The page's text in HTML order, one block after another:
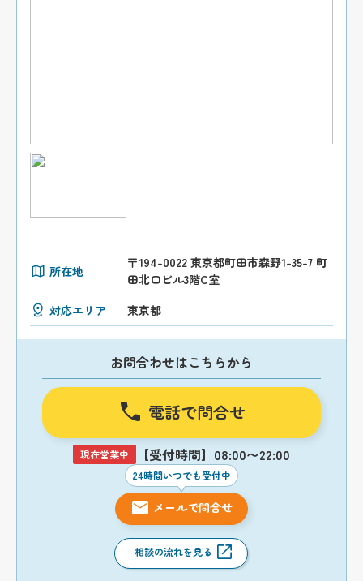
所在地
〒194-0022 東京都町田市森野1-35-7 町
田北口ビル3階C室
対応エリア
東京都
お問合わせはこちらから
電話で問合せ
現在営業中 【受付時間】08:00〜22:00
24時間いつでも受付中
メールで問合せ
相談の流れを見る